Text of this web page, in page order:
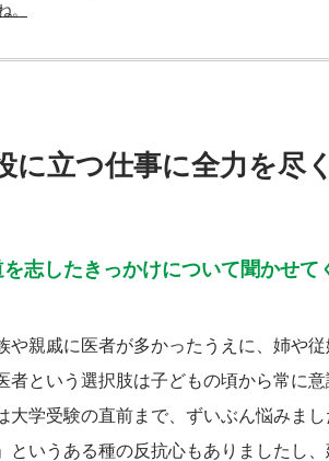
。
に立つ仕事に全力を尽
志したきっかけについて聞かせて
や親戚に医者が多かったうえに、姉や
者という選択肢は子どもの頃から常に
大学受験の直前まで、ずいぶん悩みま
というある種の反抗心もありましたし